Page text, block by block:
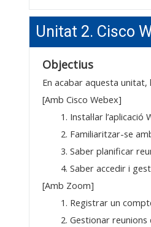
Unitat 2. Cisco
Objectius
En acabar aquesta unitat,
[Amb Cisco Webex]
1. Instal·lar
2. Familiaritzar-se
3. Saber planificar
4. Saber accedir i
[Amb Zoom]
1. Registrar un
2. Gestionar